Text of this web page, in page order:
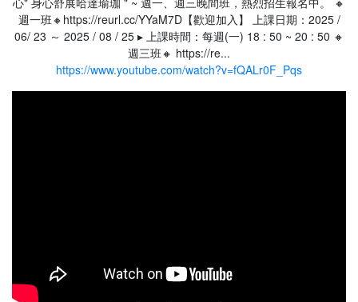
週一班🔸https://reurl.cc/YYaM7D【歡迎加入】 上課日期：2025 /
06/ 23 ～ 2025 / 08 / 25 ▸ 上課時間：每週(一) 18 : 50 ~ 20 : 50 🔸
週三班🔸 https://re...
https://www.youtube.com/watch?v=fQALr0F_Pqs